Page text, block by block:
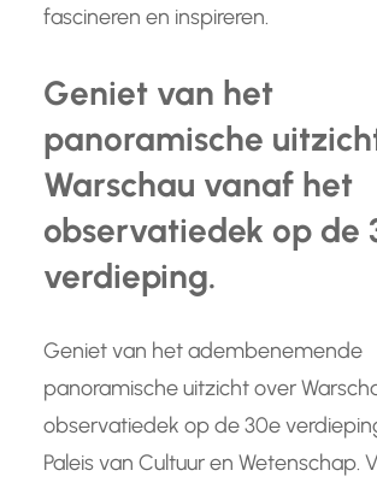
fascineren en inspireren.
Geniet van het
panoramische
Warschau vanaf het
observatiedek op de
verdieping.
Geniet van het adembenemende
panoramische uitzicht over
observatiedek op de 30e
Paleis van Cultuur en Wetenschap.